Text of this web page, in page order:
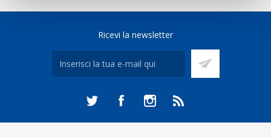
Ricevi la newsletter